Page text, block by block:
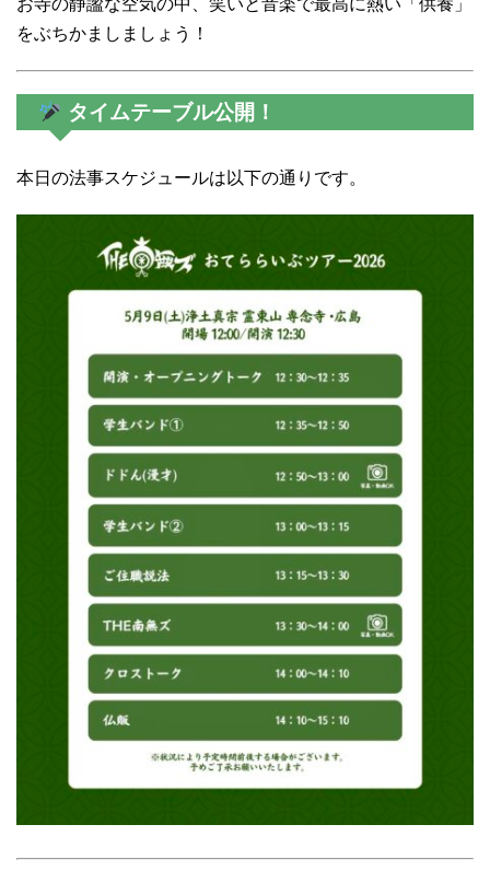
お寺の静謐な空気の中、笑いと音楽で最高に熱い「供養」
をぶちかましましょう！
タイムテーブル公開！
本日の法事スケジュールは以下の通りです。